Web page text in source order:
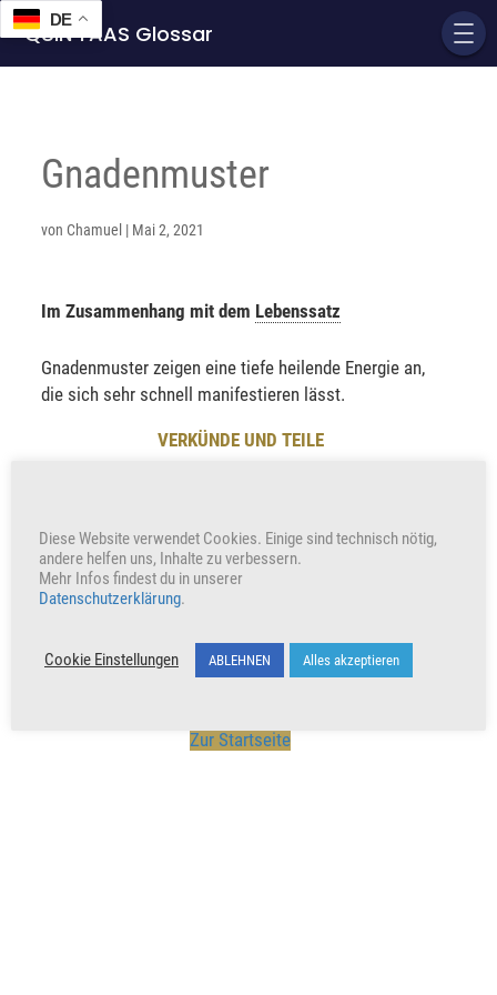
QUIN'TAAS Glossar
Gnadenmuster
vonChamuel | Mai 2, 2021
Im Zusammenhang mit dem Lebenssatz
Gnadenmuster zeigen eine tiefe heilende Energie an,
die sich sehr schnell manifestieren lässt.
VERKÜNDE UND TEILE
Unterstütze unser Wirken indem du den Beitrag teilst
Zur Startseite
Diese Website verwendet Cookies. Einige sind technisch nötig,
andere helfen uns, Inhalte zu verbessern.
Mehr Infos findest du in unserer
Datenschutzerklärung.
Cookie Einstellungen ABLEHNEN Alles akzeptieren
DE